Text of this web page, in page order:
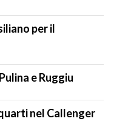
per il
e Ruggiu
nel Callenger